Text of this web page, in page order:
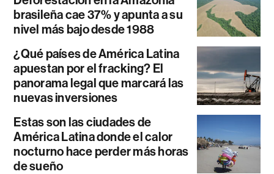
brasileña cae 37% y apunta a su
nivel más bajo desde 1988
¿Qué países de América Latina
apuestan por el fracking? El
panorama legal que marcará las
nuevas inversiones
Estas son las ciudades de
América Latina donde el calor
nocturno hace perder más horas
de sueño